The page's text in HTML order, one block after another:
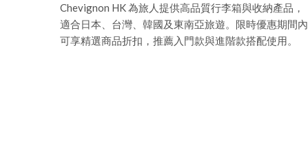
Chevignon HK 為旅人提供高品質行李箱與收納產品，
適合日本、台灣、韓國及東南亞旅遊。限時優惠期間內
可享精選商品折扣，推薦入門款與進階款搭配使用。